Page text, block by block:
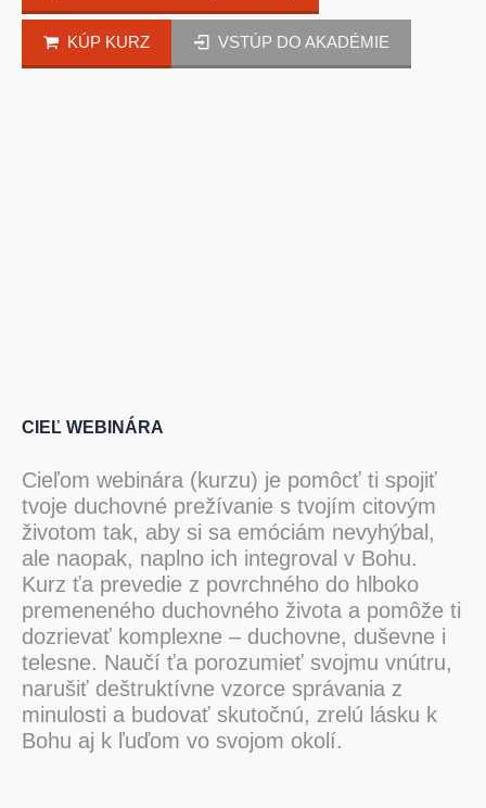
KÚP KURZ VSTÚP DO AKADÉMIE
CIEĽ WEBINÁRA
Cieľom webinára (kurzu) je pomôcť ti spojiť
tvoje duchovné prežívanie s tvojím citovým
životom tak, aby si sa emóciám nevyhýbal,
ale naopak, naplno ich integroval v Bohu.
Kurz ťa prevedie z povrchného do hlboko
premeneného duchovného života a pomôže ti
dozrievať komplexne – duchovne, duševne i
telesne. Naučí ťa porozumieť svojmu vnútru,
narušiť deštruktívne vzorce správania z
minulosti a budovať skutočnú, zrelú lásku k
Bohu aj k ľuďom vo svojom okolí.